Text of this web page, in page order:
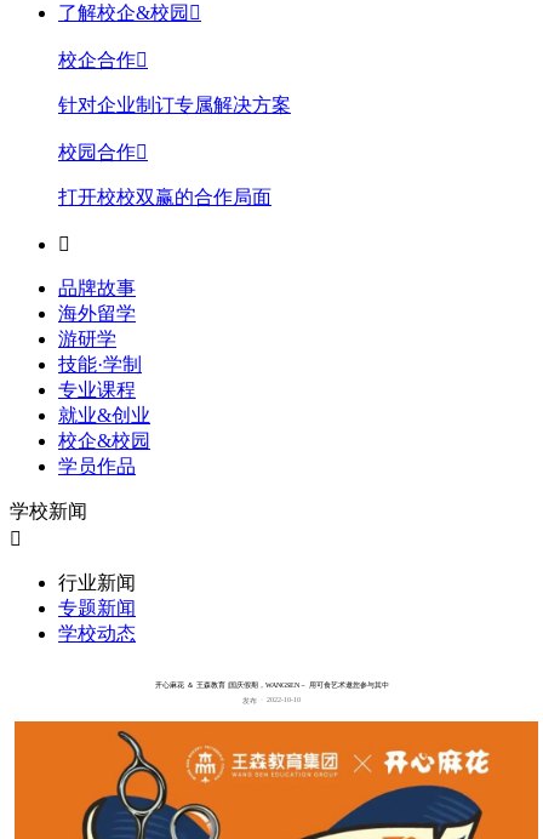
了解校企&校园 
校企合作
针对企业制订专属解决方案
校园合作
打开校校双赢的合作局面

品牌故事
海外留学
游研学
技能·学制
专业课程
就业&创业
校企&校园
学员作品
学校新闻

行业新闻
专题新闻
学校动态
开心麻花 ＆ 王森教育 |国庆假期，WANGSEN－ 用可食艺术邀您参与其中
发布 2022-10-10